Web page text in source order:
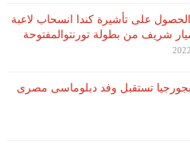
على تأشيرة كندا انسحاب لاعبة
شريف​ من بطولة ​تورنتو​المفتوحة
بجورجيا تستقبل وفد دبلوماسى مصرى